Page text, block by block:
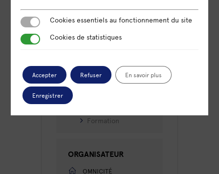
HEURE
9h30 - 11h30
70 rue Amelot, 75011 Paris
Formation
ORGANISATEUR
OMNICITÉ
Cookies essentiels au fonctionnement du site
Cookies essentiels au fonctionnement du site
Cookies de statistiques
Cookies de statistiques
Accepter Refuser En savoir plus
Enregistrer